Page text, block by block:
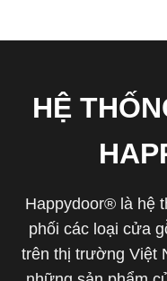
HỆ
Happydoor® là hệ
phối các loại cửa
trên thị trường Việt